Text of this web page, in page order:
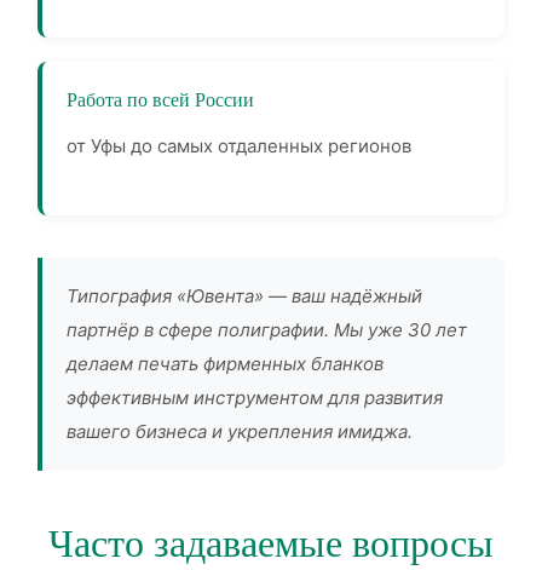
Работа по всей России
от Уфы до самых отдаленных регионов
Типография «Ювента» — ваш надёжный
партнёр в сфере полиграфии. Мы уже 30 лет
делаем печать фирменных бланков
эффективным инструментом для развития
вашего бизнеса и укрепления имиджа.
Часто задаваемые вопросы